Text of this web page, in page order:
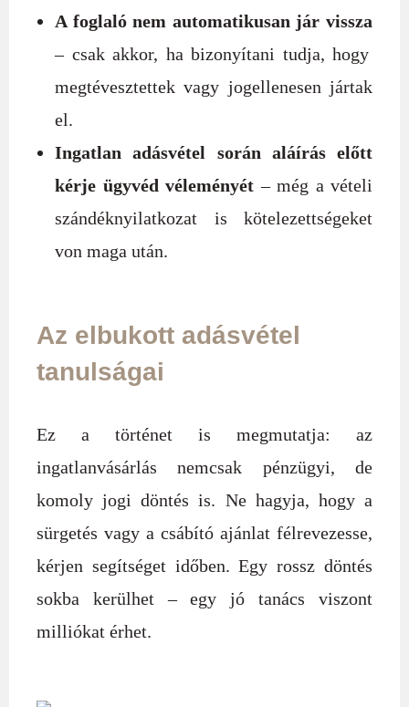
A foglaló nem automatikusan jár vissza
– csak akkor, ha bizonyítani tudja, hogy
megtévesztettek vagy jogellenesen jártak
el.
Ingatlan adásvétel során aláírás előtt
kérje ügyvéd véleményét – még a vételi
szándéknyilatkozat is kötelezettségeket
von maga után.
Az elbukott adásvétel
tanulságai
Ez a történet is megmutatja: az
ingatlanvásárlás nemcsak pénzügyi, de
komoly jogi döntés is. Ne hagyja, hogy a
sürgetés vagy a csábító ajánlat félrevezesse,
kérjen segítséget időben. Egy rossz döntés
sokba kerülhet – egy jó tanács viszont
milliókat érhet.